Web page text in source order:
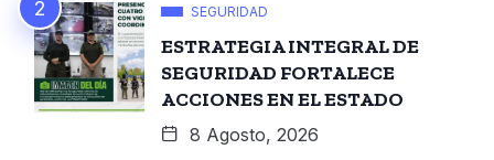
SEGURIDAD
ESTRATEGIA INTEGRAL DE
SEGURIDAD FORTALECE
ACCIONES EN EL ESTADO
8 Agosto, 2026